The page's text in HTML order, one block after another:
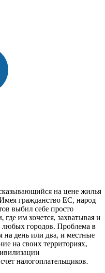
на цене жилья
гражданство ЕС, народ
выбил себе просто
где им хочется, захватывая и
любых городов. Проблема в
на день или два, и местные
на своих территориях,
налогоплательщиков.